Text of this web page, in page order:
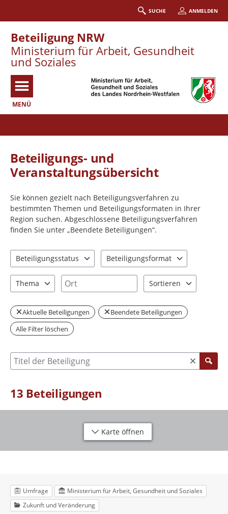
SUCHE ANMELDEN
Beteiligung NRW
Ministerium für Arbeit, Gesundheit
und Soziales
MENÜ
Beteiligungs- und
Veranstaltungsübersicht
Sie können gezielt nach Beteiligungsverfahren zu
bestimmten Themen und Beteiligungsformaten in Ihrer
Region suchen. Abgeschlossene Beteiligungsverfahren
finden Sie unter „Beendete Beteiligungen“.
Beteiligungsstatus
Beteiligungsformat
Thema
Ort
Sortieren
Aktuelle Beteiligungen
Beendete Beteiligungen
Alle Filter löschen
Suche nach Beteiligung
13 Beteiligungen
Karte öffnen
Umfrage
Ministerium für Arbeit, Gesundheit und Soziales
Zukunft und Veränderung